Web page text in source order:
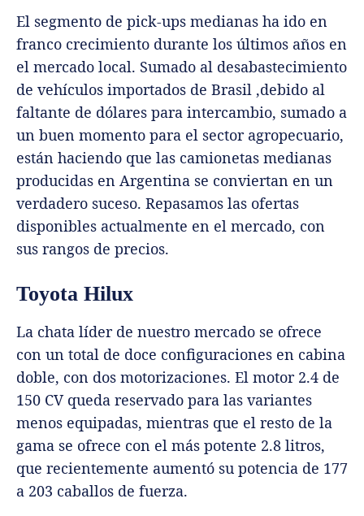
El segmento de pick-ups medianas ha ido en
franco crecimiento durante los últimos años en
el mercado local. Sumado al desabastecimiento
de vehículos importados de Brasil ,debido al
faltante de dólares para intercambio, sumado a
un buen momento para el sector agropecuario,
están haciendo que las camionetas medianas
producidas en Argentina se conviertan en un
verdadero suceso. Repasamos las ofertas
disponibles actualmente en el mercado, con
sus rangos de precios.
Toyota Hilux
La chata líder de nuestro mercado se ofrece
con un total de doce configuraciones en cabina
doble, con dos motorizaciones. El motor 2.4 de
150 CV queda reservado para las variantes
menos equipadas, mientras que el resto de la
gama se ofrece con el más potente 2.8 litros,
que recientemente aumentó su potencia de 177
a 203 caballos de fuerza.